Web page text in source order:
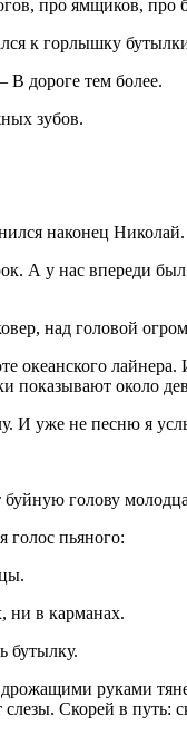
про ямщиков, про
к горлышку
дороге тем более.
зубов.
наконец
А у нас впереди
над головой
океанского
показывают около
И уже не песню я
голову
голос пьяного:
ни в карманах.
бутылку.
руками
Скорей в путь: